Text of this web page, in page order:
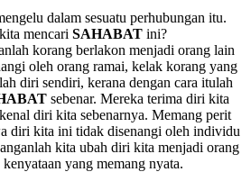
dalam sesuatu perhubungan itu.
mencari SAHABATini?
korang berlakon menjadi orang lain
oleh orang ramai, kelak korang yang
diri sendiri, kerana dengan cara itulah
sebenar. Mereka terima diri kita
diri kita sebenarnya. Memang perit
diri kita ini tidak disenangi oleh individu
kita ubah diri kita menjadi orang
yang memang nyata.